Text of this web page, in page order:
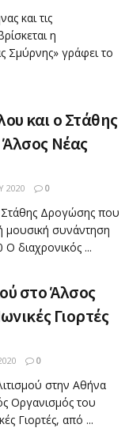
και τις
η
Σμύρνης» γράφει το
και ο Στάθης
Νέας
2020 0
Δρογώσης που
μουσική συνάντηση
Ο διαχρονικός ...
στο Άλσος
Γιορτές
0
στην Αθήνα
Οργανισμός του
Γιορτές, από ...